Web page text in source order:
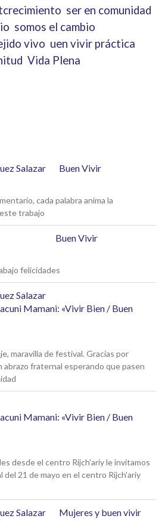
ser en comunidad
somos el cambio
vivo uen vivir práctica
Vida Plena
Salazar Buen Vivir
cada palabra anima la
trabajo
Buen Vivir
felicidades
Salazar
Mamani: «Vivir Bien / Buen
maravilla de festival. Gracias por
abrazo fraternal esperando que pasen
Mamani: «Vivir Bien / Buen
desde el centro Rijch'ariy le invitamos
del 21 de mayo en el centro Rijch'ariy
Salazar Mujeres y buen vivir